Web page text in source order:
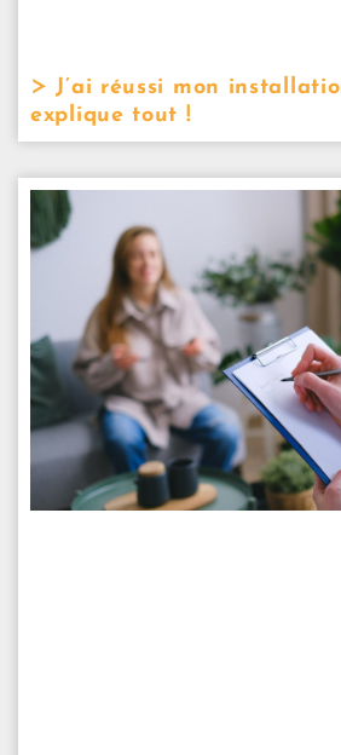
J’ai réussi mon
explique tout !